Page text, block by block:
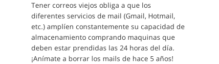
Tener correos viejos obliga a que los
diferentes servicios de mail (Gmail, Hotmail,
etc.) amplíen constantemente su capacidad de
almacenamiento comprando maquinas que
deben estar prendidas las 24 horas del día.
¡Anímate a borrar los mails de hace 5 años!